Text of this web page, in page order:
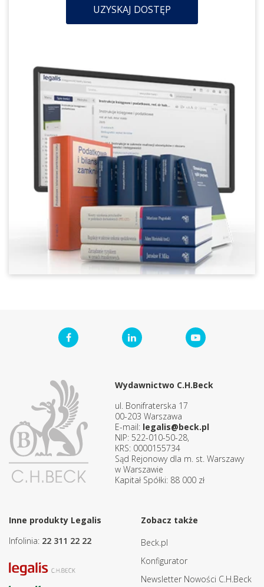
UZYSKAJ DOSTĘP
Wydawnictwo C.H.Beck
ul. Bonifraterska 17
00-203 Warszawa
E-mail: legalis@beck.pl
NIP: 522-010-50-28,
KRS: 0000155734
Sąd Rejonowy dla m. st. Warszawy
w Warszawie
Kapitał Spółki: 88 000 zł
Inne produkty Legalis
Infolinia: 22 311 22 22
Zobacz także
Beck.pl
Konfigurator
Newsletter Nowości C.H.Beck